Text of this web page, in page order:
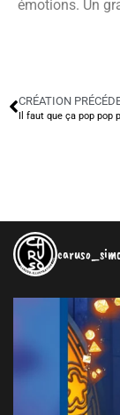
émotions. Un
CRÉATION
Il faut que ça pop pop